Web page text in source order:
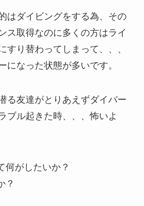
はダイビングをする為、その
ス取得なのに多くの方はライ
すり替わってしまって、、、
になった状態が多いです。
る友達がとりあえずダイバー
ブル起きた時、、、怖いよ
何がしたいか？
？